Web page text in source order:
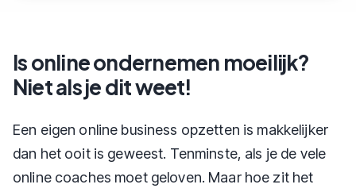
Is online ondernemen moeilijk?
Niet als je dit weet!
Een eigen online business opzetten is makkelijker
dan het ooit is geweest. Tenminste, als je de vele
online coaches moet geloven. Maar hoe zit het